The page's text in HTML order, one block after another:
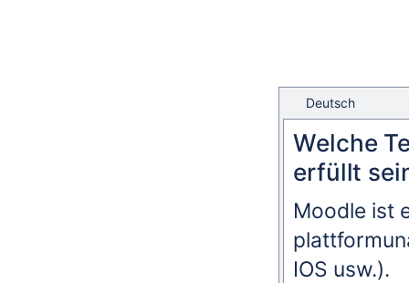
Deutsch
Welche
erfüllt
Moodle ist
IOS usw.).